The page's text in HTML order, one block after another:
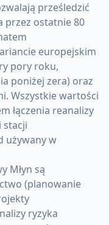
prześledzić
przez ostatnie 80
europejskim
pory roku,
poniżej zera) oraz
Wszystkie wartości
łączenia reanalizy
stacji
używany w
Młyn są
(planowanie
ryzyka